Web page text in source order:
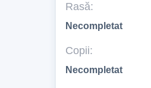
Rasă:
Necompletat
Copii:
Necompletat